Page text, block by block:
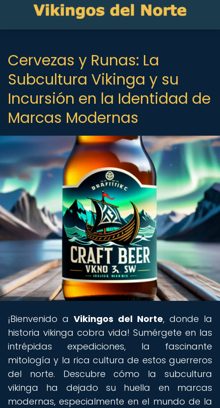
Cervezas y Runas: La
Subcultura Vikinga y su
Incursión en la Identidad de
Marcas Modernas
¡Bienvenido a Vikingos del Norte, donde la
historia vikinga cobra vida! Sumérgete en las
intrépidas expediciones, la fascinante
mitología y la rica cultura de estos guerreros
del norte. Descubre cómo la subcultura
vikinga ha dejado su huella en marcas
modernas, especialmente en el mundo de la